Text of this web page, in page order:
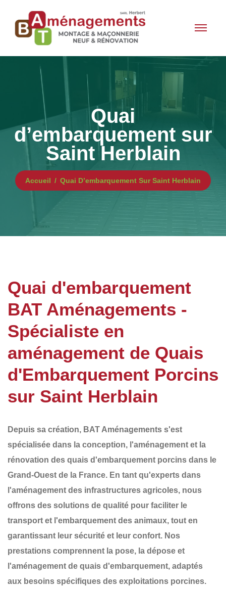
Quai
d’embarquement sur
Saint Herblain
Accueil Quai D’embarquement Sur Saint Herblain
Quai d'embarquement
BAT Aménagements -
Spécialiste en
aménagement de Quais
d'Embarquement Porcins
sur Saint Herblain
Depuis sa création, BAT Aménagements s'est
spécialisée dans la conception, l'aménagement et la
rénovation des quais d'embarquement porcins dans le
Grand-Ouest de la France. En tant qu'experts dans
l'aménagement des infrastructures agricoles, nous
offrons des solutions de qualité pour faciliter le
transport et l'embarquement des animaux, tout en
garantissant leur sécurité et leur confort. Nos
prestations comprennent la pose, la dépose et
l'aménagement de quais d'embarquement, adaptés
aux besoins spécifiques des exploitations porcines.